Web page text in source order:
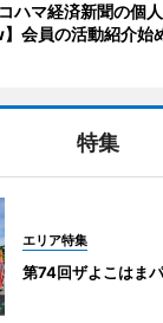
ハマ経済新聞の個
会員の活動紹介始
特集
エリア特集
第74回ザよこはま